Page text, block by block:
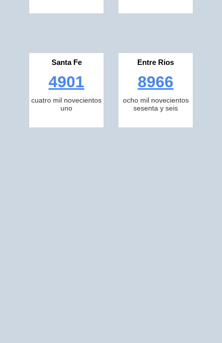
Santa Fe
4901
cuatro mil novecientos
uno
Entre Rios
8966
ocho mil novecientos
sesenta y seis